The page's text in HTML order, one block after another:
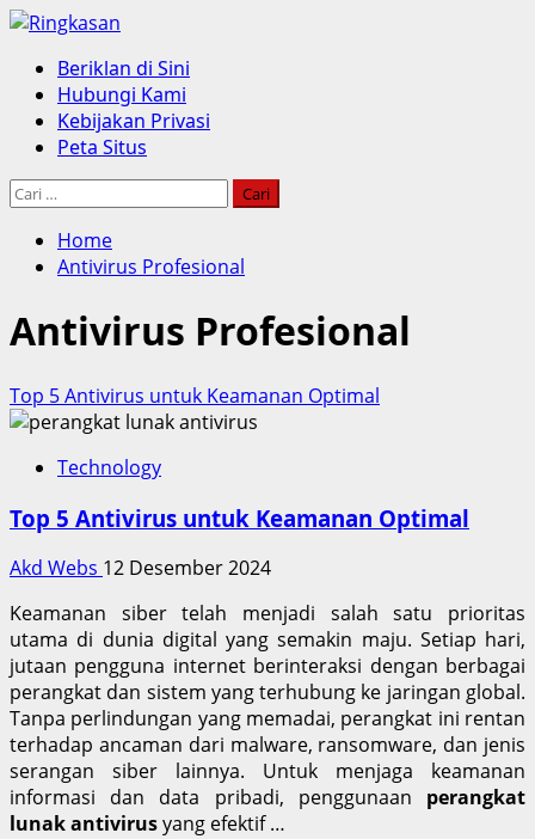
Skip
content
Primary
Menu
Beriklan di Sini
Hubungi Kami
Kebijakan Privasi
Peta Situs
Cari
Home
Antivirus Profesional
Antivirus Profesional
Top 5 Antivirus untuk Keamanan Optimal
Technology
Top 5 Antivirus untuk Keamanan Optimal
Akd Webs 12 Desember 2024
Keamanan siber telah menjadi salah satu prioritas
utama di dunia digital yang semakin maju. Setiap hari,
jutaan pengguna internet berinteraksi dengan berbagai
perangkat dan sistem yang terhubung ke jaringan global.
Tanpa perlindungan yang memadai, perangkat ini rentan
terhadap ancaman dari malware, ransomware, dan jenis
serangan siber lainnya. Untuk menjaga keamanan
informasi dan data pribadi, penggunaan perangkat
lunak antivirusyang efektif …